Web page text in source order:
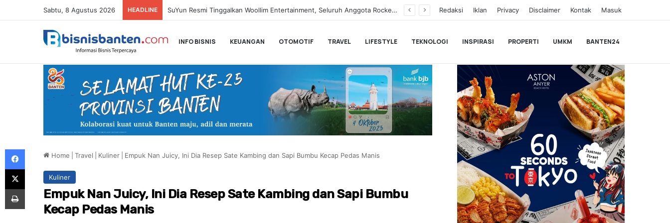
Sabtu, 8 Agustus 2026 HEADLINE Paula Verhoeven Tegaskan Syuting Bukan Kewajiban Anak Redaksi Iklan Privacy Disclaimer Kontak Masuk
INFO BISNIS KEUANGAN OTOMOTIF TRAVEL LIFESTYLE TEKNOLOGI INSPIRASI PROPERTI UMKM BANTEN24
Home Travel Kuliner Empuk Nan Juicy, Ini Dia Resep Sate Kambing dan Sapi Bumbu Kecap Pedas Manis
Kuliner
Empuk Nan Juicy, Ini Dia Resep Sate Kambing dan Sapi Bumbu
Kecap Pedas Manis